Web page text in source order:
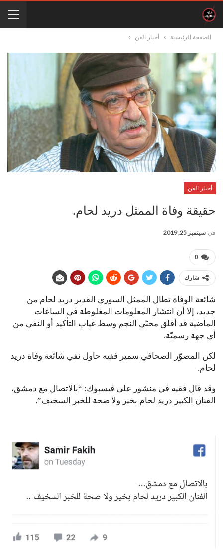
الصفحة الرئيسية أخبار الفن
أخبار الفن
حقيقة وفاة الممثل دريد لحام.
في سبتمبر 25, 2019
0
شارك
شائعة الوفاة تطال الممثل السوري القدير دريد لحام من
جديد، إلا أن انتشار المعلومات المغلوطة في الساعات
الماضية قد أقلق محبّي النجم وسط غياب التأكيد أو النفي من
أي جهة رسميّة.
لكن المصوّر الصحافي سمير فقيه حاول نفي شائعة وفاة دريد
لحام.
وقد قال فقيه في منشور على فيسبوك: “بالاتصال مع دمشق،
الفنان الكبير دريد لحام بخير ولا صحة للخبر السخيف”.